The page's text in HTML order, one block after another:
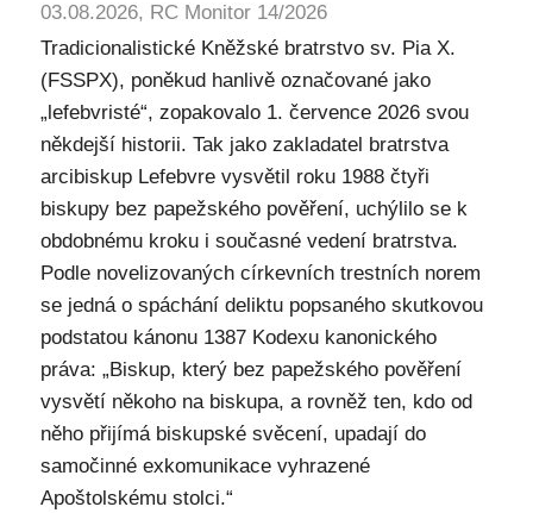
03.08.2026, RC Monitor 14/2026
Tradicionalistické Kněžské bratrstvo sv. Pia X.
(FSSPX), poněkud hanlivě označované jako
„lefebvristé“, zopakovalo 1. července 2026 svou
někdejší historii. Tak jako zakladatel bratrstva
arcibiskup Lefebvre vysvětil roku 1988 čtyři
biskupy bez papežského pověření, uchýlilo se k
obdobnému kroku i současné vedení bratrstva.
Podle novelizovaných církevních trestních norem
se jedná o spáchání deliktu popsaného skutkovou
podstatou kánonu 1387 Kodexu kanonického
práva: „Biskup, který bez papežského pověření
vysvětí někoho na biskupa, a rovněž ten, kdo od
něho přijímá biskupské svěcení, upadají do
samočinné exkomunikace vyhrazené
Apoštolskému stolci.“